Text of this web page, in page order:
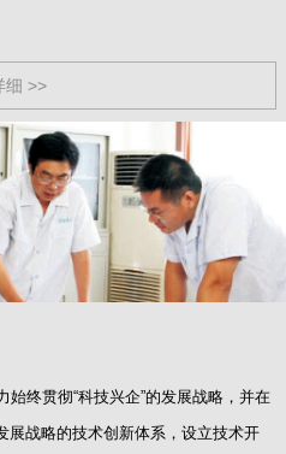
细 >>
终贯彻“科技兴企”的发展战略，并在
展战略的技术创新体系，设立技术开